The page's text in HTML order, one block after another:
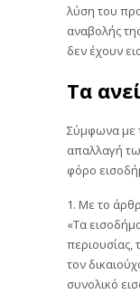
λύση του
αναβολής
δεν έχουν
Τα
Σύμφωνα με
απαλλαγή
φόρο
1. Με το
«Τα
περιουσίας,
τον
συνολικό